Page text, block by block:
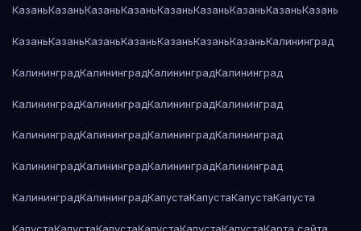
КазаньКазаньКазаньКазаньКазаньКазаньКазаньКазаньКазань
КазаньКазаньКазаньКазаньКазаньКазаньКазаньКалининград
КалининградКалининградКалининградКалининград
КалининградКалининградКалининградКалининград
КалининградКалининградКалининградКалининград
КалининградКалининградКалининградКалининград
КалининградКалининградКапустаКапустаКапустаКапуста
КапустаКапустаКапустаКапустаКапустаКапустаКарта сайта